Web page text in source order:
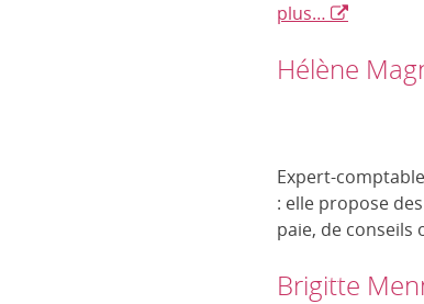
plus…
Hélène
Expert-
: elle propose
paie, de
Brigitte